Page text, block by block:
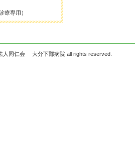
療専用）
人同仁会 大分下郡病院 all rights reserved.